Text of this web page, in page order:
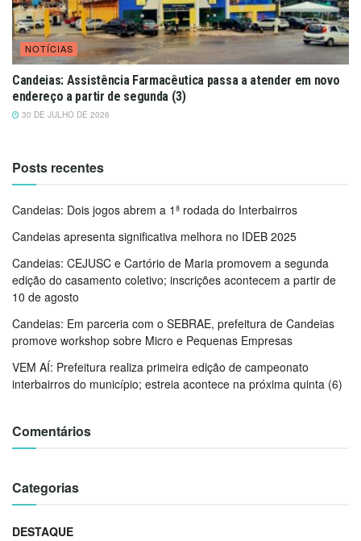
NOTÍCIAS
Candeias: Assistência Farmacêutica passa a atender em novo
endereço a partir de segunda (3)
30 DE JULHO DE 2026
Posts recentes
Candeias: Dois jogos abrem a 1ª rodada do Interbairros
Candeias apresenta significativa melhora no IDEB 2025
Candeias: CEJUSC e Cartório de Maria promovem a segunda
edição do casamento coletivo; inscrições acontecem a partir de
10 de agosto
Candeias: Em parceria com o SEBRAE, prefeitura de Candeias
promove workshop sobre Micro e Pequenas Empresas
VEM AÍ: Prefeitura realiza primeira edição de campeonato
interbairros do município; estreia acontece na próxima quinta (6)
Comentários
Categorias
DESTAQUE